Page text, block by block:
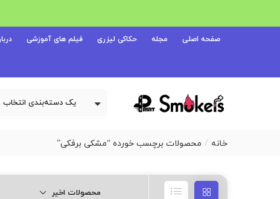
صفحه اصلی مجله حکاکی لیزری فیلم های آموزشی
یک
خانه محصولات برچسب خورده “مشکی برفکی”
محصولات اخیر